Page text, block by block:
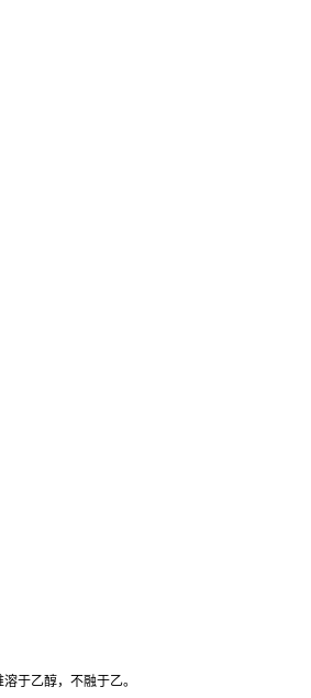
于乙醇，不融于乙。